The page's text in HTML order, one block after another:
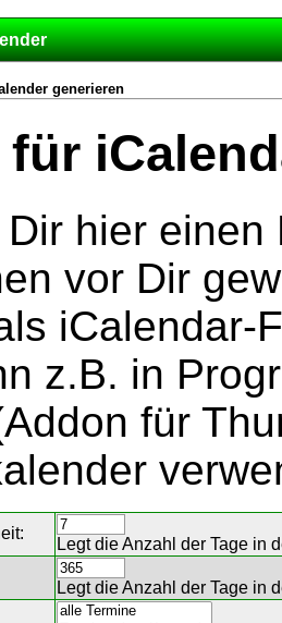
generieren
hier
vor Dir
iCalendar-
z.B. in
für
Legt die Anzahl der Tage in
Legt die Anzahl der Tage in